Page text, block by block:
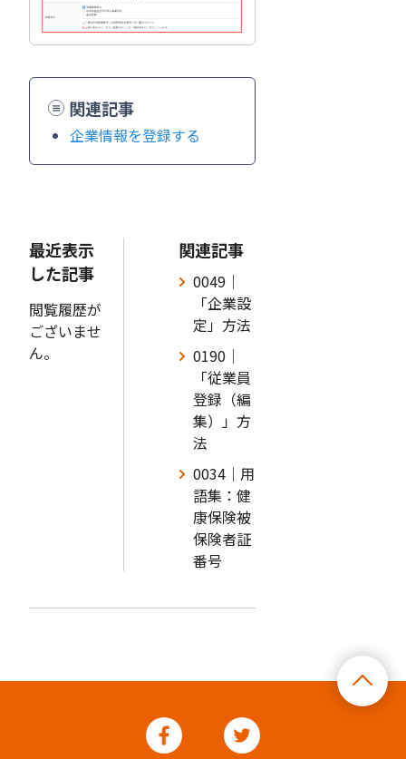
関連記事
企業情報を登録する
最近表示
した記事
閲覧履歴が
ございませ
ん。
関連記事
0049｜
「企業設
定」方法
0190｜
「従業員
登録（編
集）」方
法
0034｜用
語集：健
康保険被
保険者証
番号